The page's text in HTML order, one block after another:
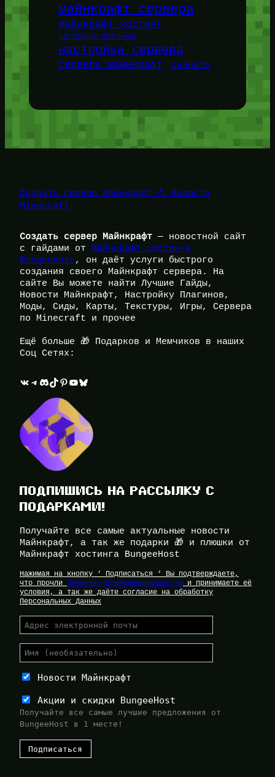
майнкрафт сервера
майнкрафт хостинг
настройка плагинов
настройка сервера
сервера майнкрафт скачать
Создать сервер Майнкрафт ⛏️ Новости
Minecraft
Создать сервер Майнкрафт — новостной сайт
с гайдами от Майнкрафт хостинга
BungeeHost, он даёт услуги быстрого
создания своего Майнкрафт сервера. На
сайте Вы можете найти Лучшие Гайды,
Новости Майнкрафт, Настройку Плагинов,
Моды, Сиды, Карты, Текстуры, Игры, Сервера
по Minecraft и прочее
Ещё больше 🎁 Подарков и Мемчиков в наших
Соц Сетях:
ВКонтакте Telegram Discord TikTok Pinterest YouTube Bluesky
ПОДПИШИСЬ НА РАССЫЛКУ С
ПОДАРКАМИ!
Получайте все самые актуальные новости
Майнкрафт, а так же подарки 🎁 и плюшки от
Майнкрафт хостинга BungeeHost
Нажимая на кнопку ‘ Подписаться ‘ Вы подтверждаете,
что прочли Политику Конфиденциальности и принимаете её
условия, а так же даёте согласие на обработку
Персональных Данных
Новости Майнкрафт
Акции и скидки BungeeHost
Получайте все самые лучшие предложения от
BungeeHost в 1 месте!